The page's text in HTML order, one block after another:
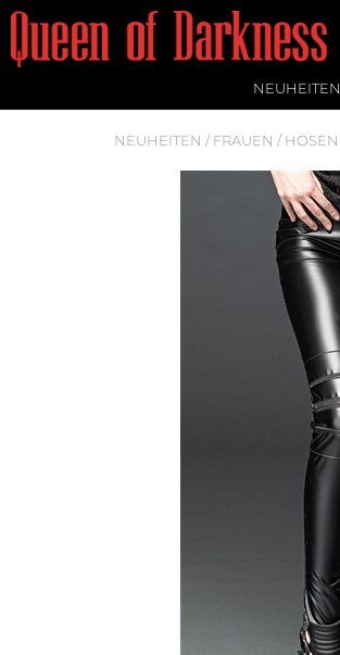
NEUHEITEN
NEUHEITEN / FRAUEN / HOSEN